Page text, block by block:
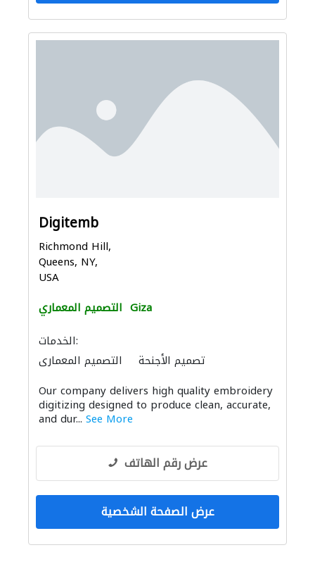
Digitemb
Richmond Hill,
Queens, NY,
USA
التصميم المعماري Giza
الخدمات:
التصميم المعماري
تصميم الأجنحة
Our company delivers high quality embroidery
digitizing designed to produce clean, accurate,
and dur... See More
عرض رقم الهاتف
عرض الصفحة الشخصية